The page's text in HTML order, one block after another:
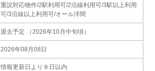
重説対応物件/2駅利用可/2沿線利用可/3駅以上利用
可/3沿線以上利用可/オール洋間
退去予定 （2026年10月中旬頃）
2026年08月08日
情報更新日より８日以内